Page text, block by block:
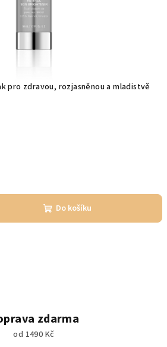
pro zdravou, rozjasněnou a mladistvě
Do košíku
zdarma
od 1490 Kč